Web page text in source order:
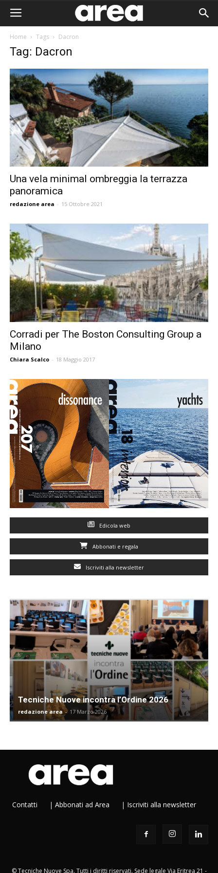
Home Tags Dacron
Tag: Dacron
Una vela minimal ombreggia la terrazza
panoramica
redazione area - 15 Ottobre 2021
Corradi per The Boston Consulting Group a
Milano
Chiara Scalco - 18 Maggio 2017
Edicola web
Abbonati e regala
Iscriviti alla newsletter
Tecniche Nuove incontra l’Ordine 2026
redazione area - 17 Marzo 2026
Contatti | Abbonati ad Area | Iscriviti alla newsletter
© Tecniche Nuove Spa. Tutti i diritti riservati. Sede legale Via Eritrea 21 -